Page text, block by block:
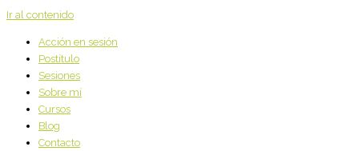
Ir al contenido
Acción en sesión
Postítulo
Sesiones
Sobre mí
Cursos
Blog
Contacto